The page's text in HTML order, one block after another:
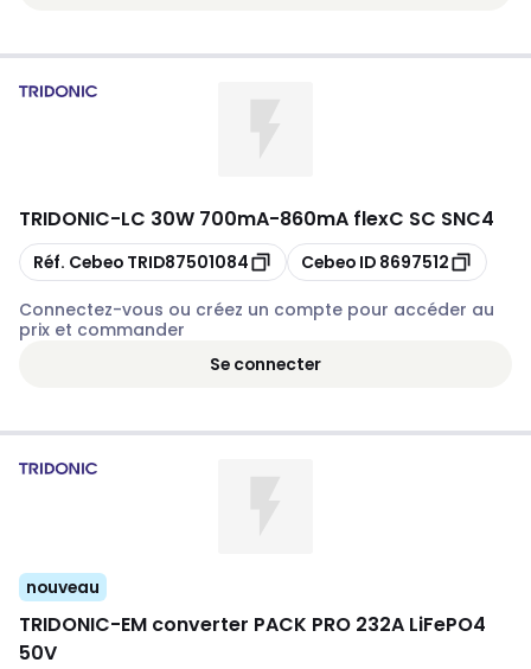
TRIDONIC-LC 30W 700mA-860mA flexC SC SNC4
Copier
Réf. Cebeo TRID87501084 Copier
Cebeo ID 8697512
Connectez-vous ou créez un compte pour accéder au
prix et commander
Se connecter
nouveau
TRIDONIC-EM converter PACK PRO 232A LiFePO4
50V